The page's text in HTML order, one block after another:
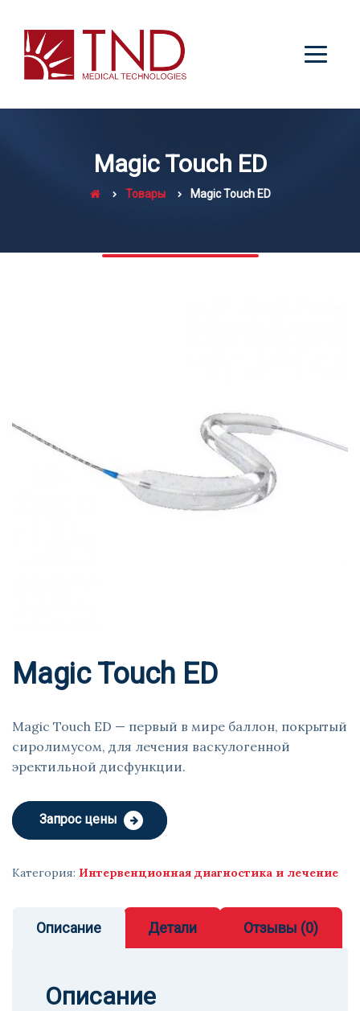
Magic Touch ED
Товары Magic Touch ED
Magic Touch ED
Magic Touch ED — первый в мире баллон, покрытый
сиролимусом, для лечения васкулогенной
эректильной дисфункции.
Запрос цены
Категория: Интервенционная диагностика и лечение
Описание Детали Отзывы (0)
Описание